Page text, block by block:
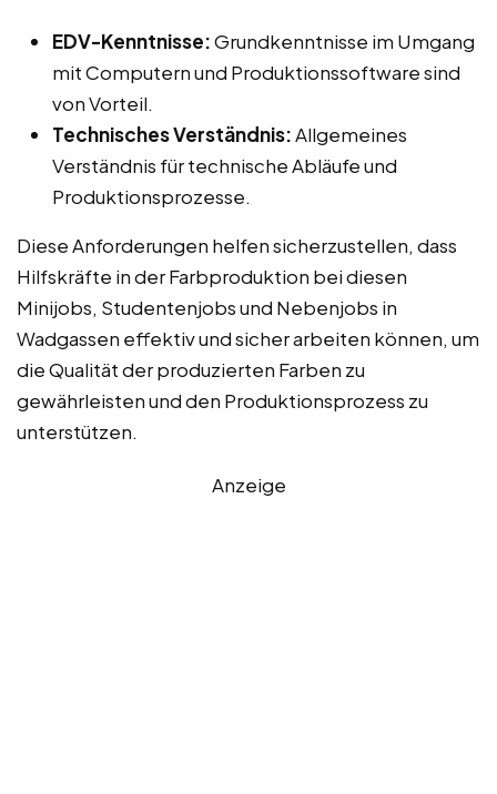
EDV-Kenntnisse:Grundkenntnisse im Umgang
mit Computern und Produktionssoftware sind
von Vorteil.
Technisches Verständnis:Allgemeines
Verständnis für technische Abläufe und
Produktionsprozesse.
Diese Anforderungen helfen sicherzustellen, dass
Hilfskräfte in der Farbproduktion bei diesen
Minijobs, Studentenjobs und Nebenjobs in
Wadgassen effektiv und sicher arbeiten können, um
die Qualität der produzierten Farben zu
gewährleisten und den Produktionsprozess zu
unterstützen.
Anzeige